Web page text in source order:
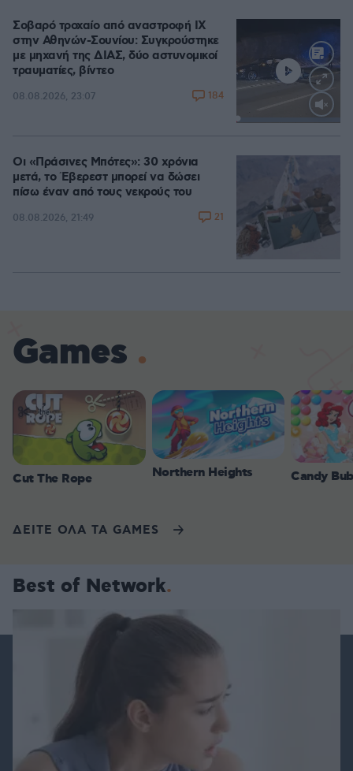
Σοβαρό τροχαίο από αναστροφή ΙΧ
στην Αθηνών-Σουνίου: Συγκρούστηκε
με μηχανή της ΔΙΑΣ, δύο αστυνομικοί
τραυματίες, βίντεο
08.08.2026, 23:07 184
Οι «Πράσινες Μπότες»: 30 χρόνια
μετά, το Έβερεστ μπορεί να δώσει
πίσω έναν από τους νεκρούς του
08.08.2026, 21:49 21
Games
Cut The Rope Northern Heights Candy
ΔΕΙΤΕ ΟΛΑ ΤΑ GAMES
Best of Network